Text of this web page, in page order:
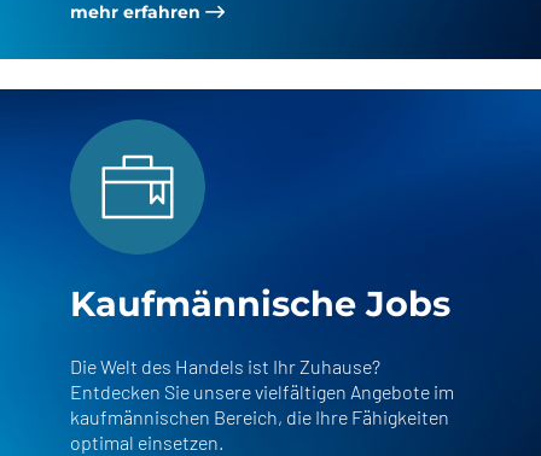
mehr erfahren
Kaufmännische Jobs
Die Welt des Handels ist Ihr Zuhause?
Entdecken Sie unsere vielfältigen Angebote im
kaufmännischen Bereich, die Ihre Fähigkeiten
optimal einsetzen.